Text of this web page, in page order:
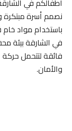
أطفالكم في
نصمم أسرة مبتكرة
باستخدام مواد خام
في الشارقة بيئة
فائقة لتتحمل حركة
والأمان.